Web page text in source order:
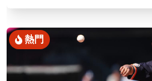
熱門